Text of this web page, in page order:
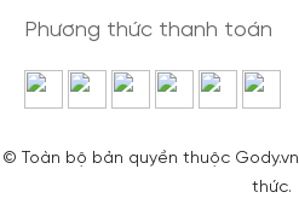
Phương thức thanh toán
© Toàn bộ bản quyền thuộc
thức.